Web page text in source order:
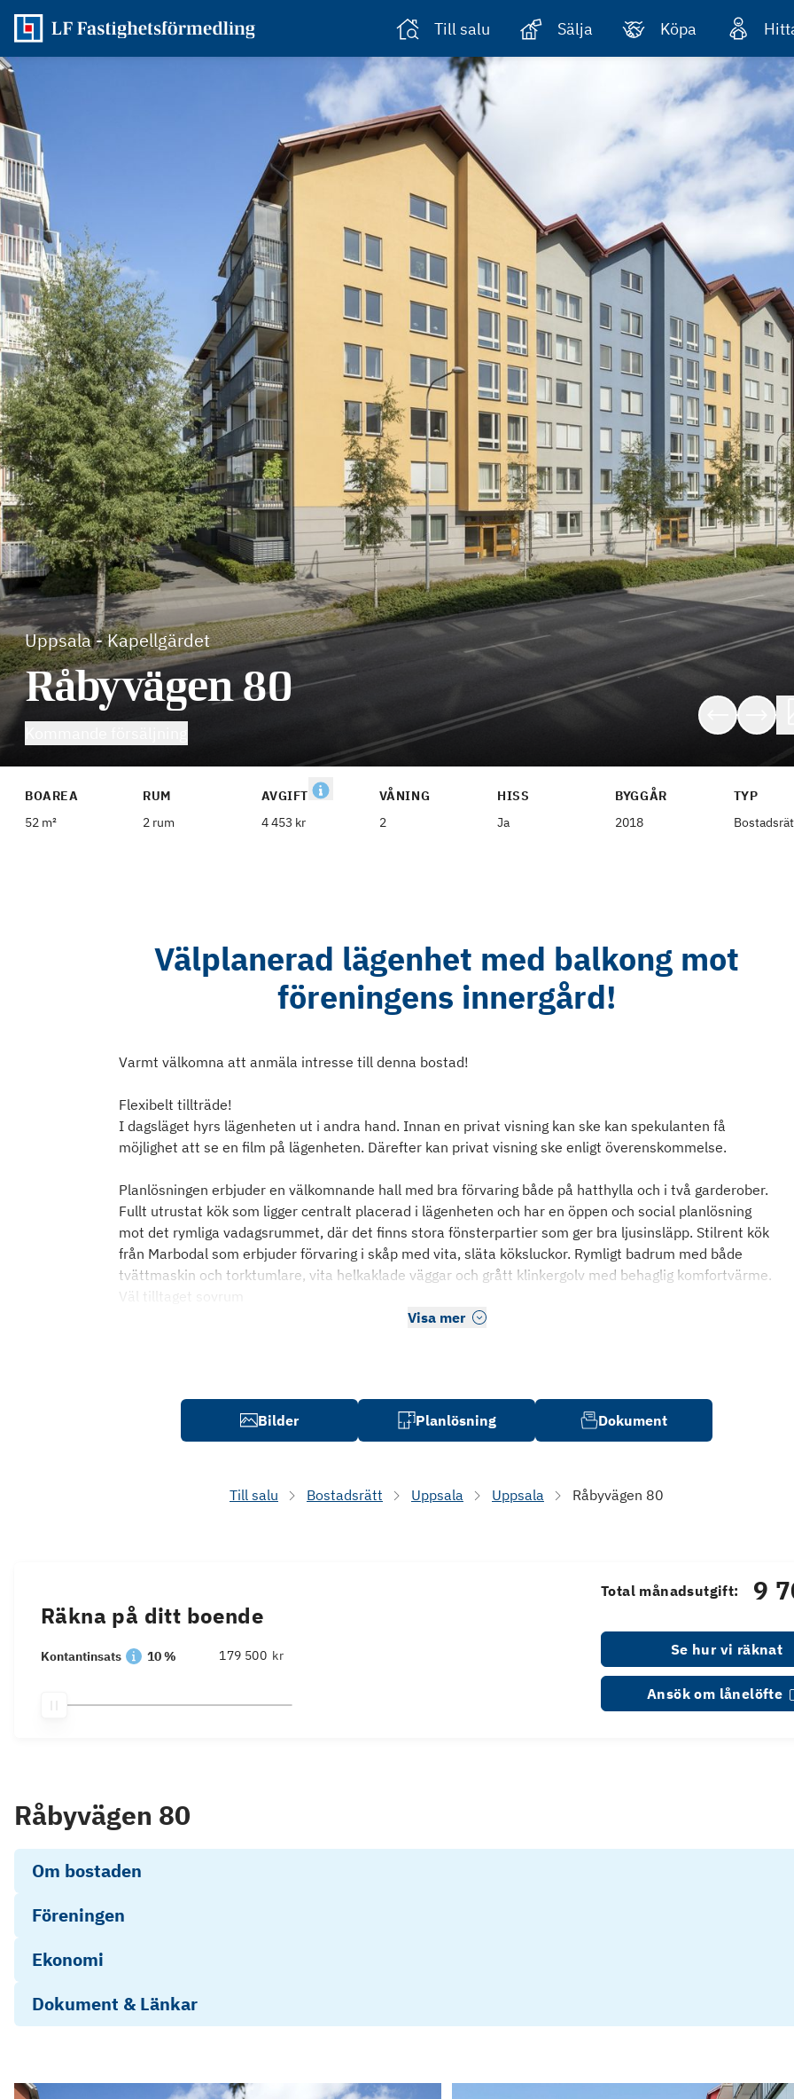
Till salu Sälja Köpa
Uppsala-Kapellgärdet
Råbyvägen 80
BOAREA
52 m²
RUM
2 rum
AVGIFT
4 453 kr
VÅNING
2
HISS
Ja
BYGGÅR
2018
TYP
Välplanerad lägenhet med balkong mot
föreningens innergård!
Varmt välkomna att anmäla intresse till denna bostad!
Flexibelt tillträde!
I dagsläget hyrs lägenheten ut i andra hand. Innan en privat visning kan ske kan spekulanten få
möjlighet att se en film på lägenheten. Därefter kan privat visning ske enligt överenskommelse.
Planlösningen erbjuder en välkomnande hall med bra förvaring både på hatthylla och i två garderober.
Fullt utrustat kök som ligger centralt placerad i lägenheten och har en öppen och social planlösning
mot det rymliga vadagsrummet, där det finns stora fönsterpartier som ger bra ljusinsläpp. Stilrent kök
från Marbodal som erbjuder förvaring i skåp med vita, släta köksluckor. Rymligt badrum med både
tvättmaskin och torktumlare, vita helkaklade väggar och grått klinkergolv med behaglig komfortvärme.
Väl tilltaget sovrum
Visa mer
Bilder Planlösning Dokument
Till salu Bostadsrätt Uppsala Uppsala Råbyvägen 80
Räkna på ditt boende
Kontantinsats 10 % kr
Total månadsutgift: 9
Se hur vi räknat
Ansök om lånelöfte
Råbyvägen 80
Om bostaden
Föreningen
Ekonomi
Dokument & Länkar